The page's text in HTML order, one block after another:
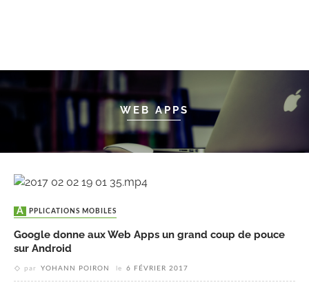
WEB APPS
APPLICATIONS MOBILES
Google donne aux Web Apps un grand coup de pouce
sur Android
par YOHANN POIRON le 6 FÉVRIER 2017